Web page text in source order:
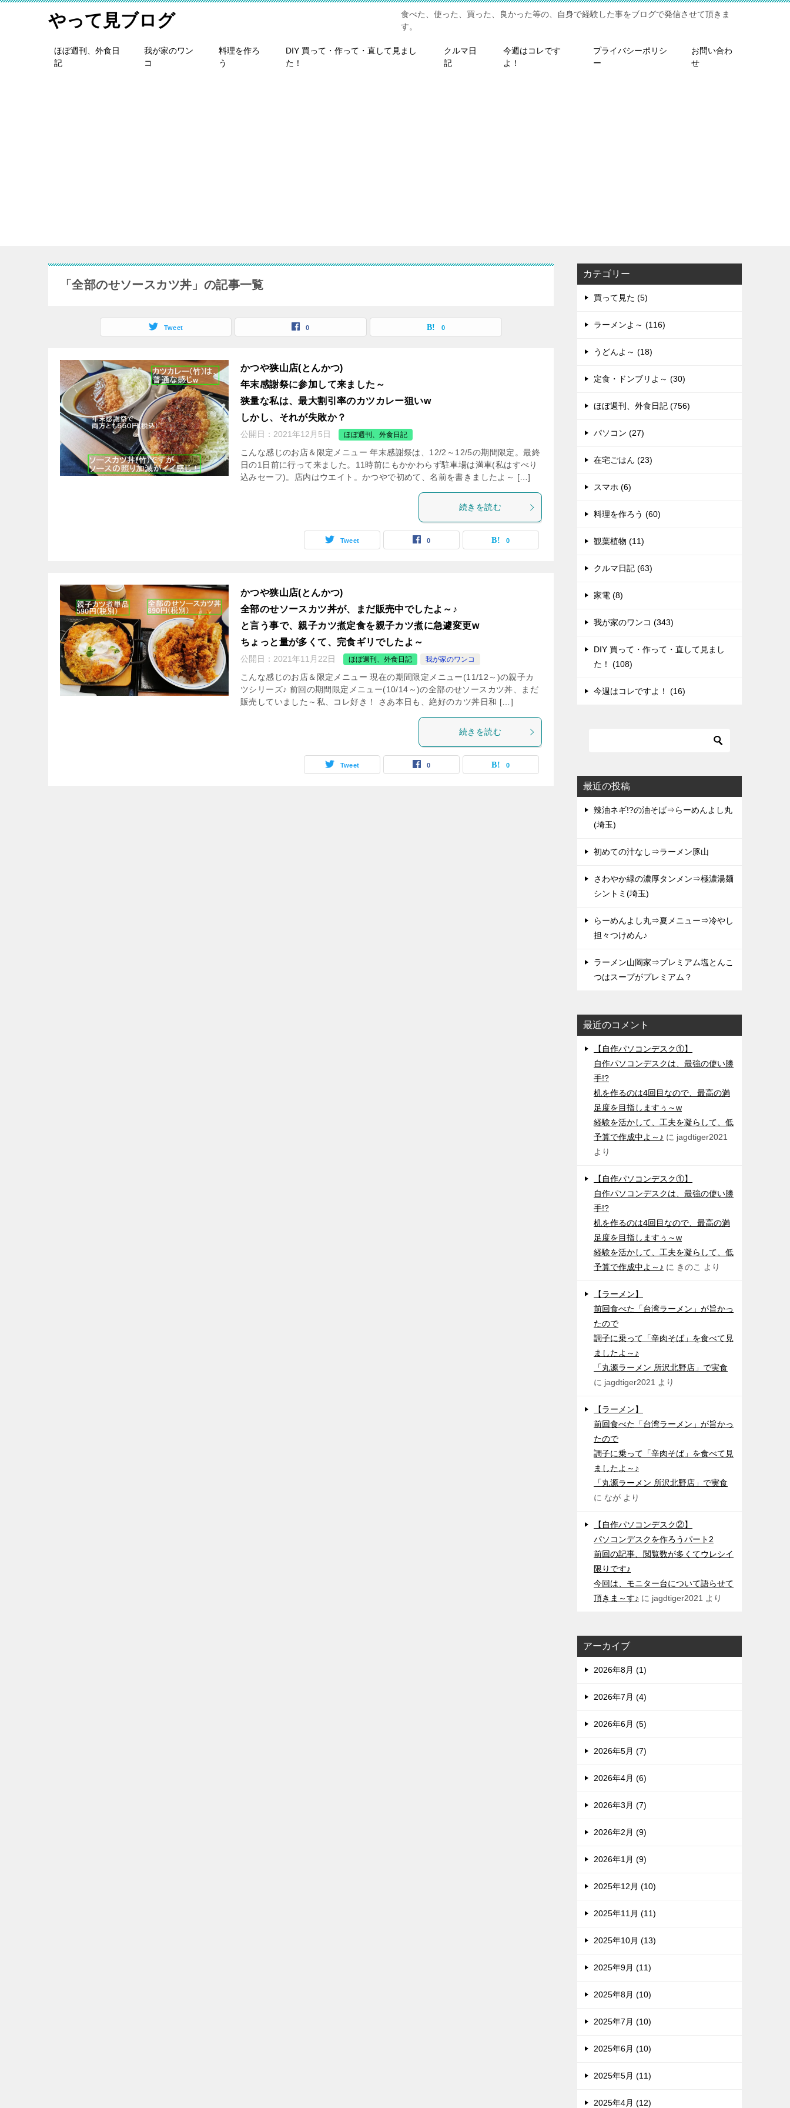
やって見ブログ
食べた、使った、買った、良かった等の、自身で経験した事をブログで発信させて頂きま
す。
ほぼ週刊、外食日
記
我が家のワン
コ
料理を作ろ
う
DIY 買って・作って・直して見まし
た！
クルマ日
記
今週はコレです
よ！
プライバシーポリシ
ー
お問い合わ
せ
「全部のせソースカツ丼」の記事一覧
Tweet 0 0
かつや狭山店(とんかつ)
年末感謝祭に参加して来ました～
狭量な私は、最大割引率のカツカレー狙いw
しかし、それが失敗か？
公開日： 2021年12月5日 ほぼ週刊、外食日記
こんな感じのお店＆限定メニュー 年末感謝祭は、12/2～12/5の期間限定。最終
日の1日前に行って来ました。11時前にもかかわらず駐車場は満車(私はすべり
込みセーフ)。店内はウエイト。かつやで初めて、名前を書きましたよ～ […]
続きを読む
Tweet 0 0
かつや狭山店(とんかつ)
全部のせソースカツ丼が、まだ販売中でしたよ～♪
と言う事で、親子カツ煮定食を親子カツ煮に急遽変更w
ちょっと量が多くて、完食ギリでしたよ～
公開日： 2021年11月22日 ほぼ週刊、外食日記 我が家のワンコ
こんな感じのお店＆限定メニュー 現在の期間限定メニュー(11/12～)の親子カ
ツシリーズ♪ 前回の期間限定メニュー(10/14～)の全部のせソースカツ丼、まだ
販売していました～私、コレ好き！ さあ本日も、絶好のカツ丼日和 […]
続きを読む
Tweet 0 0
カテゴリー
買って見た (5)
ラーメンよ～ (116)
うどんよ～ (18)
定食・ドンブリよ～ (30)
ほぼ週刊、外食日記 (756)
パソコン (27)
在宅ごはん (23)
スマホ (6)
料理を作ろう (60)
観葉植物 (11)
クルマ日記 (63)
家電 (8)
我が家のワンコ (343)
DIY 買って・作って・直して見まし
た！ (108)
今週はコレですよ！ (16)
最近の投稿
辣油ネギ!?の油そば⇒らーめんよし丸
(埼玉)
初めての汁なし⇒ラーメン豚山
さわやか緑の濃厚タンメン⇒極濃湯麺
シントミ(埼玉)
らーめんよし丸⇒夏メニュー⇒冷やし
担々つけめん♪
ラーメン山岡家⇒プレミアム塩とんこ
つはスープがプレミアム？
最近のコメント
【自作パソコンデスク①】
自作パソコンデスクは、最強の使い勝
手!?
机を作るのは4回目なので、最高の満
足度を目指しますぅ～w
経験を活かして、工夫を凝らして、低
予算で作成中よ～♪ に jagdtiger2021
より
【自作パソコンデスク①】
自作パソコンデスクは、最強の使い勝
手!?
机を作るのは4回目なので、最高の満
足度を目指しますぅ～w
経験を活かして、工夫を凝らして、低
予算で作成中よ～♪ に きのこ より
【ラーメン】
前回食べた「台湾ラーメン」が旨かっ
たので
調子に乗って「辛肉そば」を食べて見
ましたよ～♪
「丸源ラーメン 所沢北野店」で実食
に jagdtiger2021 より
【ラーメン】
前回食べた「台湾ラーメン」が旨かっ
たので
調子に乗って「辛肉そば」を食べて見
ましたよ～♪
「丸源ラーメン 所沢北野店」で実食
に なが より
【自作パソコンデスク②】
パソコンデスクを作ろうパート2
前回の記事、閲覧数が多くてウレシイ
限りです♪
今回は、モニター台について語らせて
頂きま～す♪ に jagdtiger2021 より
アーカイブ
2026年8月 (1)
2026年7月 (4)
2026年6月 (5)
2026年5月 (7)
2026年4月 (6)
2026年3月 (7)
2026年2月 (9)
2026年1月 (9)
2025年12月 (10)
2025年11月 (11)
2025年10月 (13)
2025年9月 (11)
2025年8月 (10)
2025年7月 (10)
2025年6月 (10)
2025年5月 (11)
2025年4月 (12)